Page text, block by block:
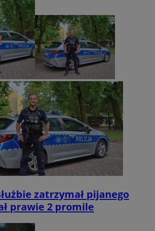
zatrzymał pijanego
prawie 2 promile